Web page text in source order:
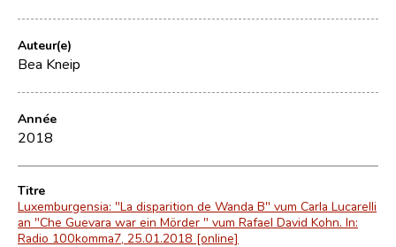
Auteur(e)
Bea Kneip
Année
2018
Titre
Luxemburgensia: "La disparition de Wanda B" vum Carla Lucarelli
an "Che Guevara war ein Mörder " vum Rafael David Kohn. In:
Radio 100komma7, 25.01.2018 [online]